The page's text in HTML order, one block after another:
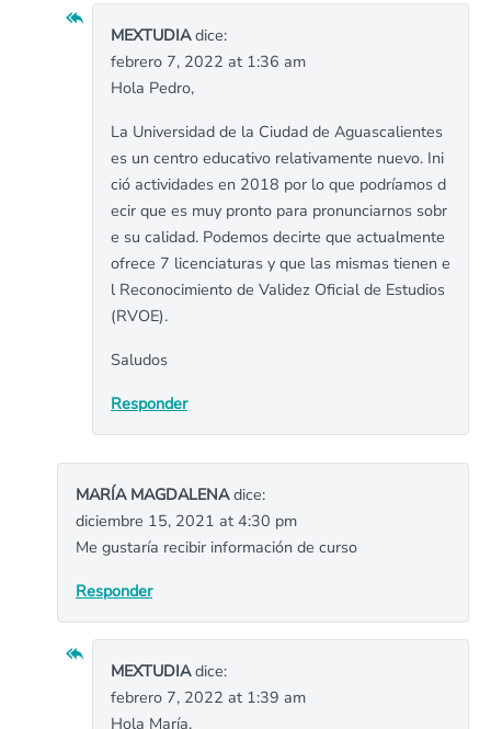
MEXTUDIAdice:
febrero 7, 2022 at 1:36 am
Hola Pedro,
La Universidad de la Ciudad de Aguascalientes
es un centro educativo relativamente nuevo. Ini
ció actividades en 2018 por lo que podríamos d
ecir que es muy pronto para pronunciarnos sobr
e su calidad. Podemos decirte que actualmente
ofrece 7 licenciaturas y que las mismas tienen e
l Reconocimiento de Validez Oficial de Estudios
(RVOE).
Saludos
Responder
MARÍA MAGDALENAdice:
diciembre 15, 2021 at 4:30 pm
Me gustaría recibir información de curso
Responder
MEXTUDIAdice:
febrero 7, 2022 at 1:39 am
Hola María,